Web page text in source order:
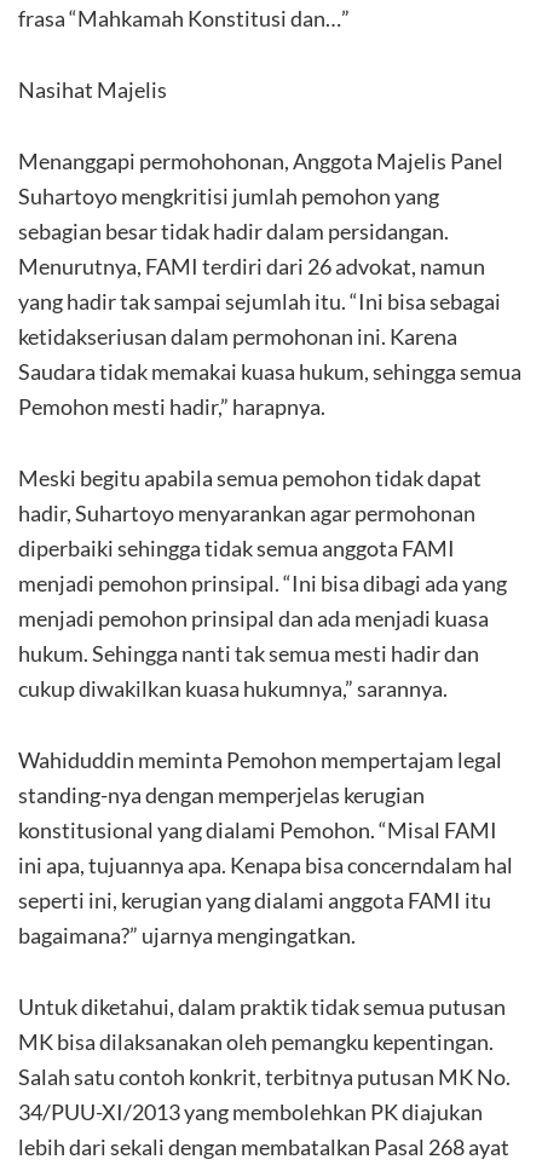
frasa “Mahkamah Konstitusi dan…”
Nasihat Majelis
Menanggapi permohohonan, Anggota Majelis Panel
Suhartoyo mengkritisi jumlah pemohon yang
sebagian besar tidak hadir dalam persidangan.
Menurutnya, FAMI terdiri dari 26 advokat, namun
yang hadir tak sampai sejumlah itu. “Ini bisa sebagai
ketidakseriusan dalam permohonan ini. Karena
Saudara tidak memakai kuasa hukum, sehingga semua
Pemohon mesti hadir,” harapnya.
Meski begitu apabila semua pemohon tidak dapat
hadir, Suhartoyo menyarankan agar permohonan
diperbaiki sehingga tidak semua anggota FAMI
menjadi pemohon prinsipal. “Ini bisa dibagi ada yang
menjadi pemohon prinsipal dan ada menjadi kuasa
hukum. Sehingga nanti tak semua mesti hadir dan
cukup diwakilkan kuasa hukumnya,” sarannya.
Wahiduddin meminta Pemohon mempertajam legal
standing-nya dengan memperjelas kerugian
konstitusional yang dialami Pemohon. “Misal FAMI
ini apa, tujuannya apa. Kenapa bisa concerndalam hal
seperti ini, kerugian yang dialami anggota FAMI itu
bagaimana?” ujarnya mengingatkan.
Untuk diketahui, dalam praktik tidak semua putusan
MK bisa dilaksanakan oleh pemangku kepentingan.
Salah satu contoh konkrit, terbitnya putusan MK No.
34/PUU-XI/2013 yang membolehkan PK diajukan
lebih dari sekali dengan membatalkan Pasal 268 ayat